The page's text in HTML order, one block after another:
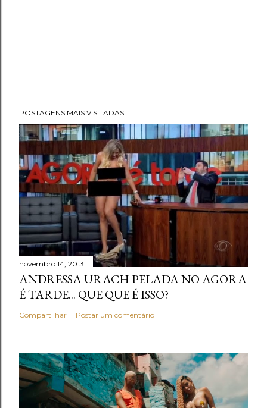
POSTAGENS MAIS VISITADAS
novembro 14, 2013
ANDRESSA URACH PELADA NO AGORA
É TARDE... QUE QUE É ISSO?
Compartilhar Postar um comentário